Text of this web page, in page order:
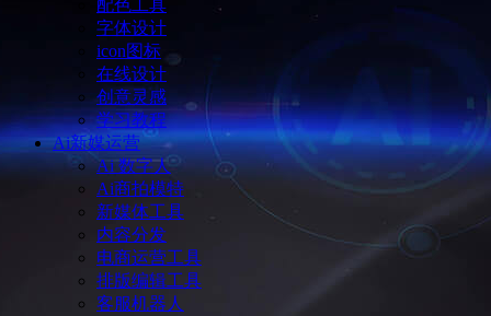
配色工具
字体设计
icon图标
在线设计
创意灵感
学习教程
Ai新媒运营
Ai 数字人
Ai商拍模特
新媒体工具
内容分发
电商运营工具
排版编辑工具
客服机器人